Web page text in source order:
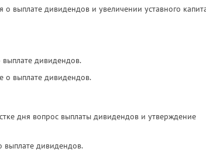
выплате дивидендов и увеличении уставного
дивидендов.
выплате дивидендов.
дня вопрос выплаты дивидендов и утверждение
дивидендов.